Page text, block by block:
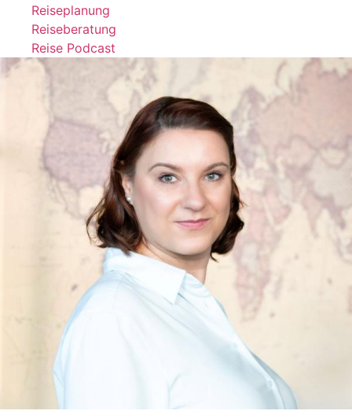
Reiseplanung
Reiseberatung
Reise Podcast